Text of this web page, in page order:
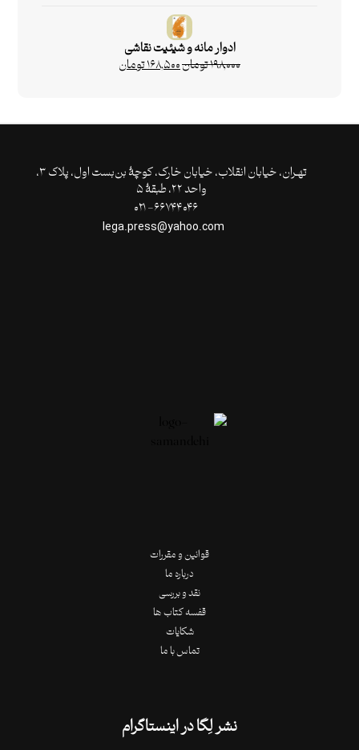
ادوار مانه و شیئیت نقاشی
۱۹۸,۰۰۰تومان۱۶۸,۵۰۰تومان
تهـران،‌ خیابان انقلاب، خیابان خارک، کوچۀ بن‌بست اول، پلاک ۳،
واحد ۲۲، طبقۀ ۵
قوانین و مقررات
درباره ما
نقد و بررسی
قفسه کتاب ها
شکایات
تماس با ما
نشر لِگا در اینستاگرام